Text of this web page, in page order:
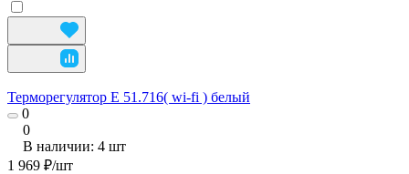
Терморегулятор E 51.716( wi-fi ) белый
0
0
В наличии: 4 шт
1 969 ₽/шт